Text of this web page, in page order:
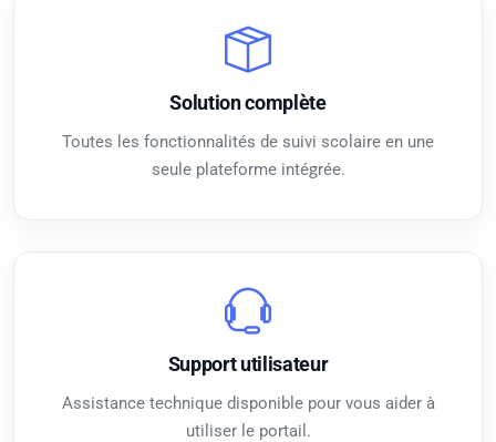
Solution complète
Toutes les fonctionnalités de suivi scolaire en une
seule plateforme intégrée.
Support utilisateur
Assistance technique disponible pour vous aider à
utiliser le portail.